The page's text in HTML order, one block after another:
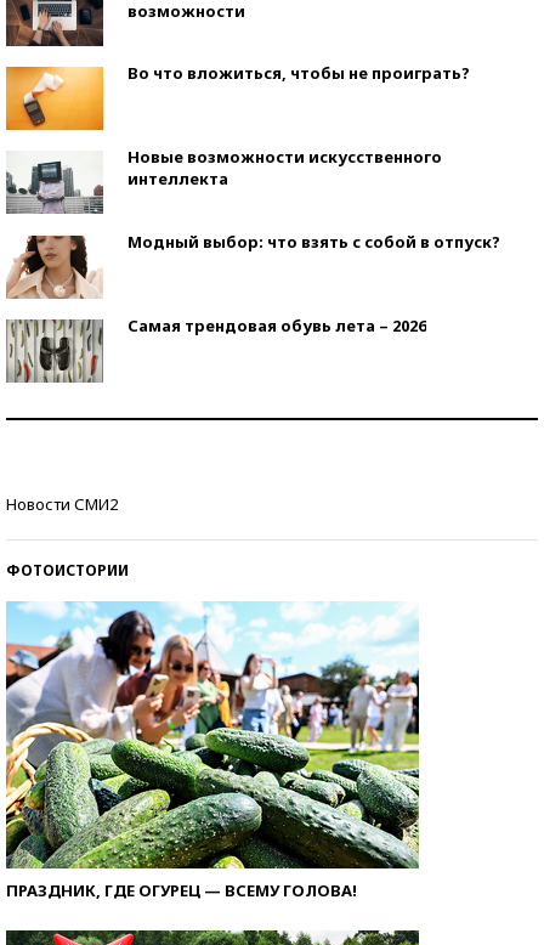
возможности
Во что вложиться, чтобы не проиграть?
Новые возможности искусственного
интеллекта
Модный выбор: что взять с собой в отпуск?
Самая трендовая обувь лета – 2026
Новости СМИ2
ФОТОИСТОРИИ
ПРАЗДНИК, ГДЕ ОГУРЕЦ — ВСЕМУ ГОЛОВА!